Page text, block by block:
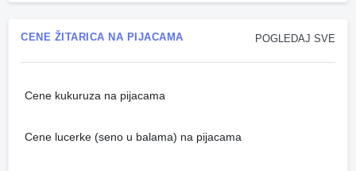
POGLEDAJ SVE
CENE ŽITARICA NA PIJACAMA
Cene kukuruza na pijacama
Cene lucerke (seno u balama) na pijacama